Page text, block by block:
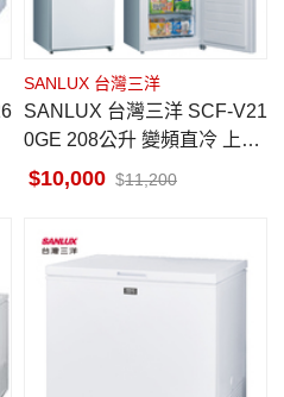
SANLUX 台灣三洋
SANLUX 台灣三洋 SCF-V21
0GE 208公升 變頻直冷 上掀
臥式冷凍櫃 電子式控溫
10,000 11,200